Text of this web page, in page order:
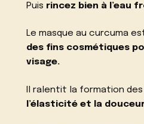
Puis rincez bien à l’eau
Le masque au curcuma
des fins cosmétiques
visage.
Il ralentit la formation
l’élasticité et la